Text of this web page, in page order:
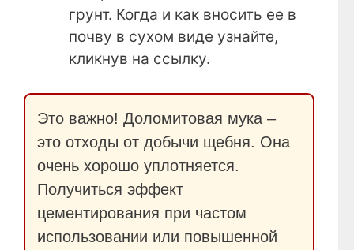
грунт. Когда и как вносить ее в
почву в сухом виде узнайте,
кликнув на ссылку.
Это важно! Доломитовая мука –
это отходы от добычи щебня. Она
очень хорошо уплотняется.
Получиться эффект
цементирования при частом
использовании или повышенной